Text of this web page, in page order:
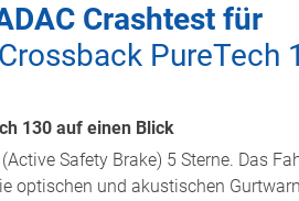
Crashtest für
PureTech
130 auf einen Blick
Safety Brake) 5 Sterne. Das
optischen und akustischen